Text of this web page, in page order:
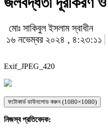
মোঃ সাকিবুল ইসলাম স্বাধীন
১৬ নভেম্বর ২০২৪ , ৪:২৩:১১
Exif_JPEG_420
ফটোকার্ড ডাউনলোড করুন (1080×1080)
নিজস্ব প্রতিবেদক: